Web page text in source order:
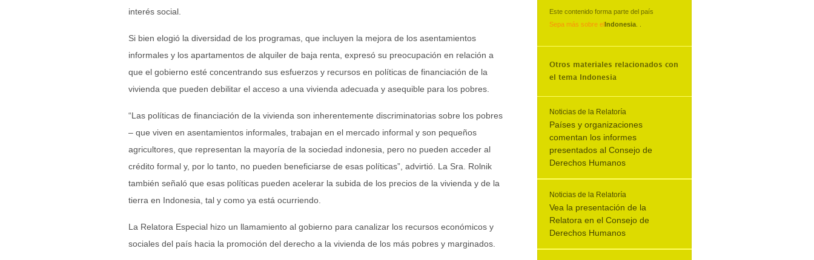
interés social.
Si bien elogió la diversidad de los programas, que incluyen la mejora de los asentamientos
informales y los apartamentos de alquiler de baja renta, expresó su preocupación en relación a
que el gobierno esté concentrando sus esfuerzos y recursos en políticas de financiación de la
vivienda que pueden debilitar el acceso a una vivienda adecuada y asequible para los pobres.
“Las políticas de financiación de la vivienda son inherentemente discriminatorias sobre los pobres
– que viven en asentamientos informales, trabajan en el mercado informal y son pequeños
agricultores, que representan la mayoría de la sociedad indonesia, pero no pueden acceder al
crédito formal y, por lo tanto, no pueden beneficiarse de esas políticas”, advirtió. La Sra. Rolnik
también señaló que esas políticas pueden acelerar la subida de los precios de la vivienda y de la
tierra en Indonesia, tal y como ya está ocurriendo.
La Relatora Especial hizo un llamamiento al gobierno para canalizar los recursos económicos y
sociales del país hacia la promoción del derecho a la vivienda de los más pobres y marginados.
Este contenido forma parte del país
Indonesia
Sepa más sobre el
Otros materiales relacionados con
el tema
Indonesia
Noticias de la Relatoría
Países y organizaciones
comentan los informes
presentados al Consejo de
Derechos Humanos
Noticias de la Relatoría
Vea la presentación de la
Relatora en el Consejo de
Derechos Humanos